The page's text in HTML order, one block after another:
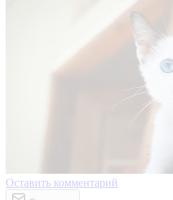
Оставить комментарий